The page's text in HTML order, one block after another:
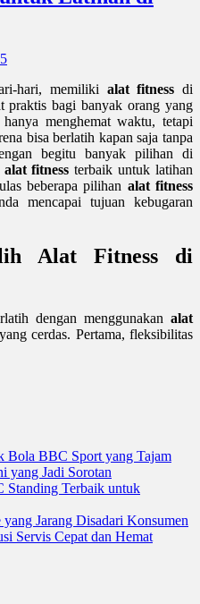
hari, memiliki alat fitness di
praktis bagi banyak orang yang
menghemat waktu, tetapi
bisa berlatih kapan saja tanpa
begitu banyak pilihan di
alat fitness terbaik untuk latihan
beberapa pilihan alat fitness
mencapai tujuan kebugaran
Alat Fitness di
dengan menggunakan alat
cerdas. Pertama, fleksibilitas
Bola BBC Sport yang Tajam
yang Jadi Sorotan
Standing Terbaik untuk
Jarang Disadari Konsumen
Servis Cepat dan Hemat